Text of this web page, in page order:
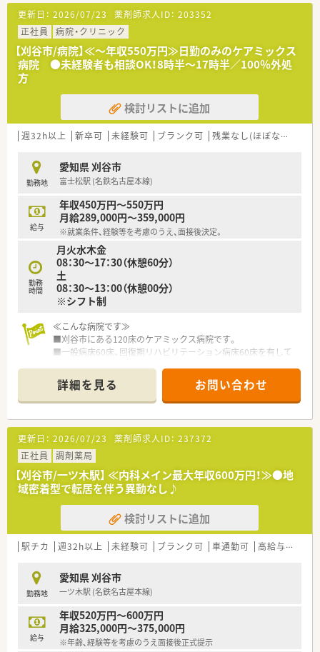
更新日： 2026/07/23 薬剤師求人ID： 203352
正社員
病院・クリニック
【刈谷市/病院】≪～年収550万円≫日勤のみのケアミックス
病院 ●未経験者も相談OK！8時半～17時半／100％外処
方
検討リストに追加
週32h以上 新卒可 未経験可 ブランク可 残業なし(ほぼなし含む)
勤務地
愛知県 刈谷市
富士松駅 (名鉄名古屋本線)
給与
年収450万円～550万円
月給289,000円～359,000円
※就業条件、経験等を考慮のうえ、面接後決定。
勤務
時間
月火水木金
08：30～17：30（休憩60分）
土
08：30～13：00（休憩00分）
※シフト制
≪こんな病院です≫
■刈谷市にある120床のケアミックス病院です。
■一般病床60床、回復期リハビリテーション病床60床を有して
■整形外科のオペとリハビリテーションに注力しています。
■富士松駅 (名鉄名古屋本線)より車で15分程度の立地です。
≪業務内容≫
■入院患者様の調剤、監査、服薬指導 ※外来は院外処方
■注射セットまで（混注なし）
■医薬品管理、医薬品情報管理
■病棟業務
■持参薬管理
■各種委員会
≪おすすめポイント≫
■日勤のみ8時30分～17時30分までの勤務です。
■薬剤師複数名体制で、有給休暇も取得しやすい環境です。
詳細を見る お問い合わせ
更新日： 2026/07/23 薬剤師求人ID： 237372
正社員
調剤薬局
【刈谷市/一ツ木駅】 ≪内科メイン最大年収600万円！≫●地
域密着型で転居を伴う異動なし♪
検討リストに追加
駅チカ 週32h以上 未経験可 ブランク可 車通勤可 高給与(600万円以上)
勤務地
愛知県 刈谷市
一ツ木駅 (名鉄名古屋本線)
給与
年収520万円～600万円
月給325,000円～375,000円
※年齢、経験等を考慮のうえ面接後正式提示